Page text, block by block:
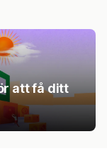
att få ditt